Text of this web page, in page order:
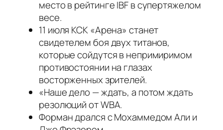
место в рейтинге IBF в супертяжелом
весе.
11 июля КСК «Арена» станет
свидетелем боя двух титанов,
которые сойдутся в непримиримом
противостоянии на глазах
восторженных зрителей.
«Наше дело — ждать, а потом ждать
резолюций от WBA.
Форман дрался с Мохаммедом Али и